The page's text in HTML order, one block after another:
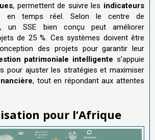
, permettent de suivre les indicateurs
en temps réel. Selon le centre de
un SSE bien conçu peut améliorer
de 25 %. Ces systèmes doivent être
des projets pour garantir leur
patrimoniale intelligente s’appuie
pour ajuster les stratégies et maximiser
, tout en répondant aux attentes
pour l’Afrique